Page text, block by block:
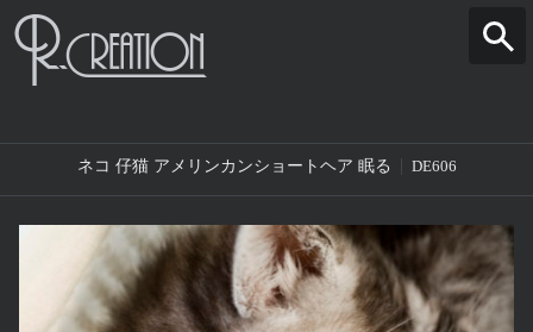
ネコ 仔猫 アメリンカンショートヘア 眠る DE606